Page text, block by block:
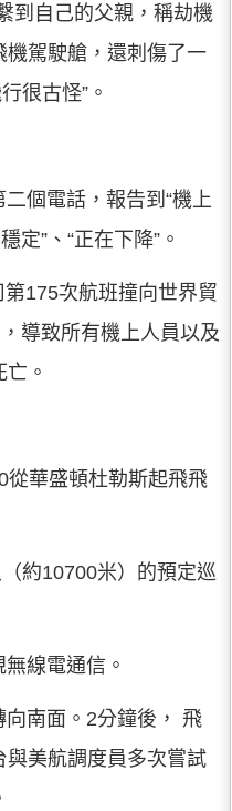
到自己的父親，稱劫機
駕駛艙，還刺傷了一
很古怪”。
個電話，報告到“機上
定”、“正在下降”。
175次航班撞向世界貿
導致所有機上人員以及
。
從華盛頓杜勒斯起飛飛
約10700米）的預定巡
線電通信。
南面。2分鐘後， 飛
美航調度員多次嘗試